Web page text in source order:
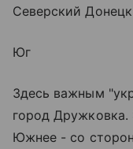
Северский
Юг
Здесь важным
город Дружковка.
Южнее - со